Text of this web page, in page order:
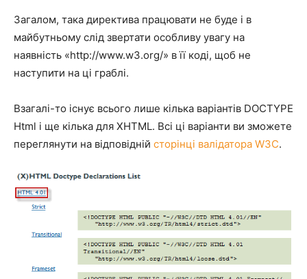
Загалом, така директива працювати не буде і в
майбутньому слід звертати особливу увагу на
наявність «http://www.w3.org/» в її коді, щоб не
наступити на ці граблі.
Взагалі-то існує всього лише кілька варіантів DOCTYPE
Html і ще кілька для XHTML. Всі ці варіанти ви зможете
переглянути на відповідній сторінці валідатора W3C.